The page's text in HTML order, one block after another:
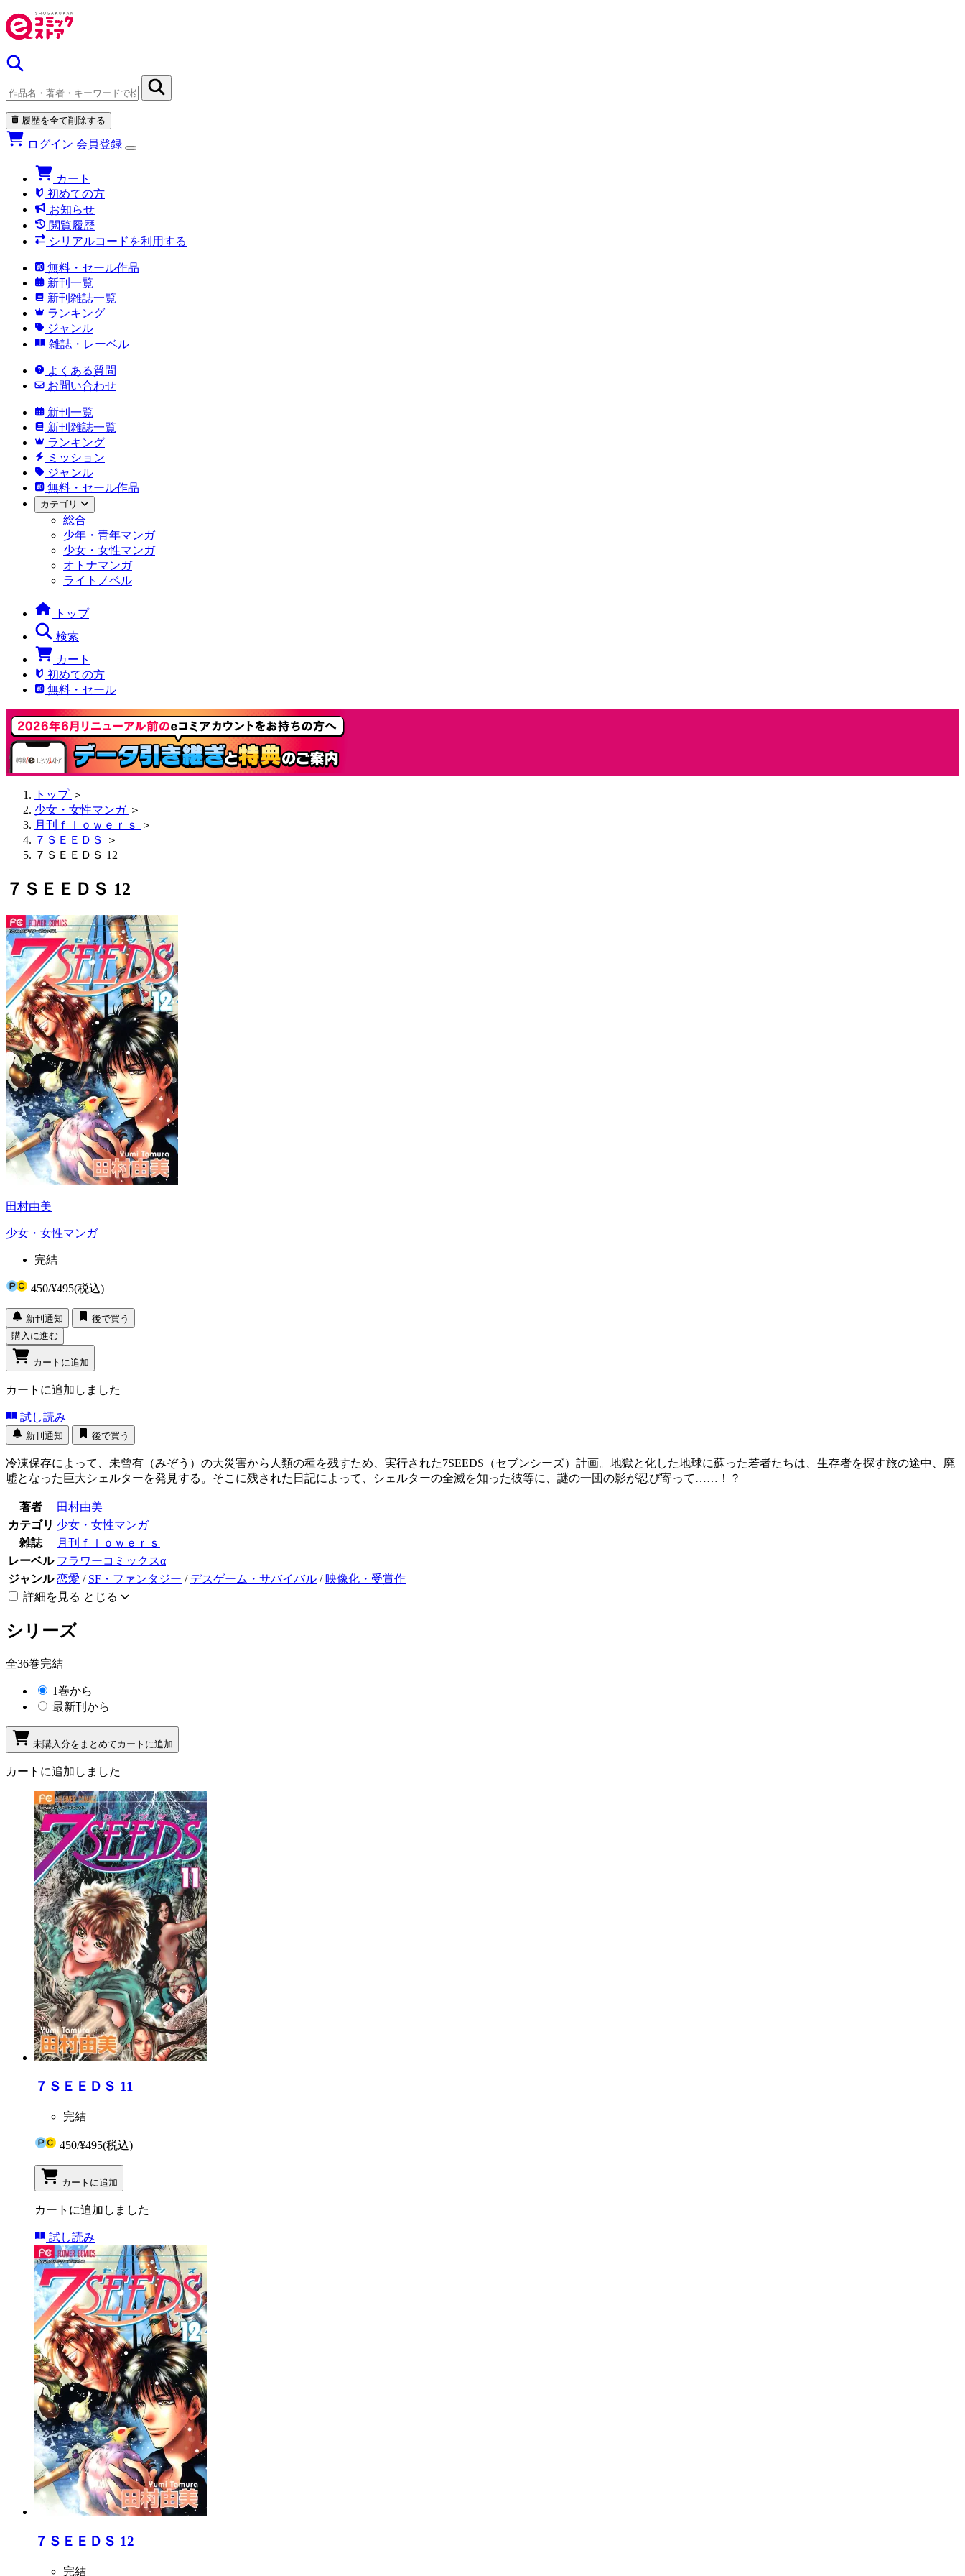
履歴を全て削除する
ログイン 会員登録
カート
初めての方
お知らせ
閲覧履歴
シリアルコードを利用する
無料・セール作品
新刊一覧
新刊雑誌一覧
ランキング
ジャンル
雑誌・レーベル
よくある質問
お問い合わせ
新刊一覧
新刊雑誌一覧
ランキング
ミッション
ジャンル
無料・セール作品
カテゴリ
総合
少年・青年マンガ
少女・女性マンガ
オトナマンガ
ライトノベル
トップ
検索
カート
初めての方
無料・セール
トップ ＞
少女・女性マンガ ＞
月刊ｆｌｏｗｅｒｓ
＞
７ＳＥＥＤＳ
＞
７ＳＥＥＤＳ 12
７ＳＥＥＤＳ 12
田村由美
少女・女性マンガ
完結
450/¥495(税込)
新刊通知
後で買う
購入に進む
カートに追加
カートに追加しました
試し読み
新刊通知 後で買う
冷凍保存によって、未曾有（みぞう）の大災害から人類の種を残すため、実行された7SEEDS（セブンシーズ）計画。地獄と化した地球に蘇った若者たちは、生存者を探す旅の途中、廃
墟となった巨大シェルターを発見する。そこに残された日記によって、シェルターの全滅を知った彼等に、謎の一団の影が忍び寄って……！？
著者
田村由美
カテゴリ 少女・女性マンガ
雑誌
月刊ｆｌｏｗｅｒｓ
レーベル フラワーコミックスα
ジャンル 恋愛 / SF・ファンタジー / デスゲーム・サバイバル / 映像化・受賞作
詳細を見る とじる
シリーズ
全36巻完結
1巻から
最新刊から
未購入分をまとめてカートに追加
カートに追加しました
７ＳＥＥＤＳ 11
完結
450/¥495(税込)
カートに追加
カートに追加しました
試し読み
７ＳＥＥＤＳ 12
完結